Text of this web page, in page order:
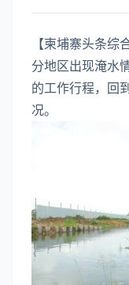
【柬埔寨头条
分地区出现淹水
的工作行程，回
况。